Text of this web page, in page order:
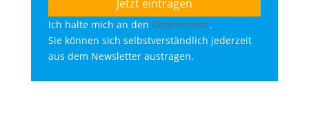
Ich halte mich an den Datenschutz.
Sie können sich selbstverständlich jederzeit
aus dem Newsletter austragen.